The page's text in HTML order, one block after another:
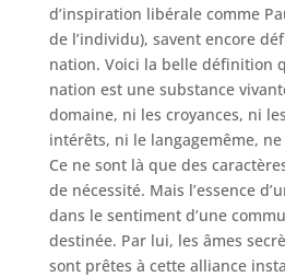
d’inspiration libérale comme
de l’individu), savent encore
nation. Voici la belle définition
nation est une substance
domaine, ni les croyances, ni
intérêts, ni le langagemême,
Ce ne sont là que des
de nécessité. Mais l’essence
dans le sentiment d’une
destinée. Par lui, les âmes
sont prêtes à cette alliance